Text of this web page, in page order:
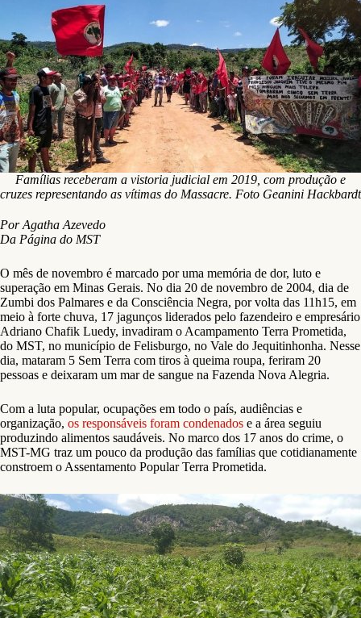
Famílias receberam a vistoria judicial em 2019, com produção e
cruzes representando as vítimas do Massacre. Foto Geanini Hackbardt
Por Agatha Azevedo
Da Página do MST
O mês de novembro é marcado por uma memória de dor, luto e
superação em Minas Gerais. No dia 20 de novembro de 2004, dia de
Zumbi dos Palmares e da Consciência Negra, por volta das 11h15, em
meio à forte chuva, 17 jagunços liderados pelo fazendeiro e empresário
Adriano Chafik Luedy, invadiram o Acampamento Terra Prometida,
do MST, no município de Felisburgo, no Vale do Jequitinhonha. Nesse
dia, mataram 5 Sem Terra com tiros à queima roupa, feriram 20
pessoas e deixaram um mar de sangue na Fazenda Nova Alegria.
Com a luta popular, ocupações em todo o país, audiências e
organização, os responsáveis foram condenados e a área seguiu
produzindo alimentos saudáveis. No marco dos 17 anos do crime, o
MST-MG traz um pouco da produção das famílias que cotidianamente
constroem o Assentamento Popular Terra Prometida.